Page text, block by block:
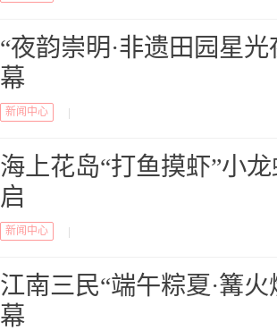
“夜韵崇明·非遗田园星
幕
新闻中心
海上花岛“打鱼摸虾”小
启
新闻中心
江南三民“端午粽夏·篝
幕